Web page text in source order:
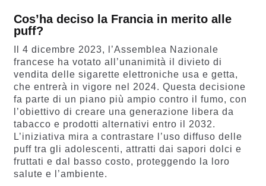
Cos’ha deciso la Francia in merito alle
puff?
Il 4 dicembre 2023, l’Assemblea Nazionale
francese ha votato all’unanimità il divieto di
vendita delle sigarette elettroniche usa e getta,
che entrerà in vigore nel 2024. Questa decisione
fa parte di un piano più ampio contro il fumo, con
l’obiettivo di creare una generazione libera da
tabacco e prodotti alternativi entro il 2032.
L’iniziativa mira a contrastare l’uso diffuso delle
puff tra gli adolescenti, attratti dai sapori dolci e
fruttati e dal basso costo, proteggendo la loro
salute e l’ambiente.